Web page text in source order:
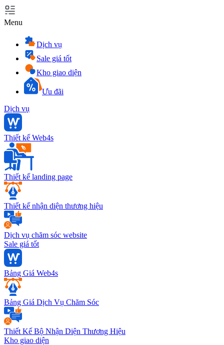
Menu
Dịch vụ
Sale giá tốt
Kho giao diện
Ưu đãi
Dịch vụ
Thiết kế Web4s
Thiết kế landing page
Thiết kế nhận diện thương hiệu
Dịch vụ chăm sóc website
Sale giá tốt
Bảng Giá Web4s
Bảng Giá Dịch Vụ Chăm Sóc
Thiết Kế Bộ Nhận Diện Thương Hiệu
Kho giao diện